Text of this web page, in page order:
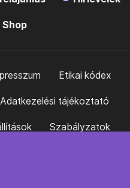
Shop
Etikai kódex
Adatkezelési tájékoztató
Szabályzatok